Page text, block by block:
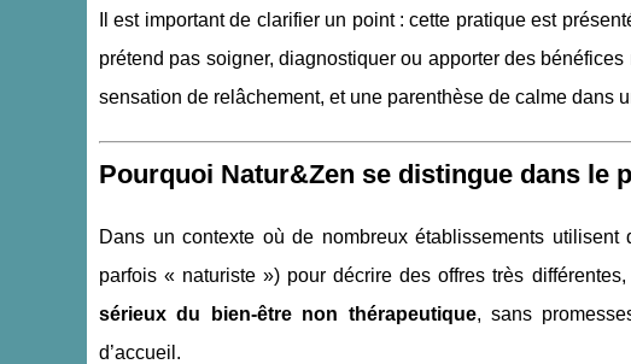
Il est important de clarifier un point : cette pratique est
prétend pas soigner, diagnostiquer ou apporter des
sensation de relâchement, et une parenthèse de calme dans
Pourquoi Natur&Zen se distingue dans le
Dans un contexte où de nombreux établissements
parfois « naturiste ») pour décrire des offres très
sérieux du bien-être non thérapeutique, sans
d’accueil.